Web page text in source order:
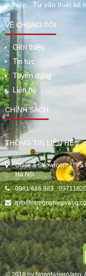
nghiệp...Tư vấn thiết kế
VỀ CHÚNG TÔI
Giới thiệu
Tin tức
Tuyển dụng
Liên hệ
CHÍNH SÁCH
THÔNG TIN LIÊN HỆ
Office & Showroom 1: 75
Hà Nội
0981 486 983-
© 2018 by NongNgiepVang.